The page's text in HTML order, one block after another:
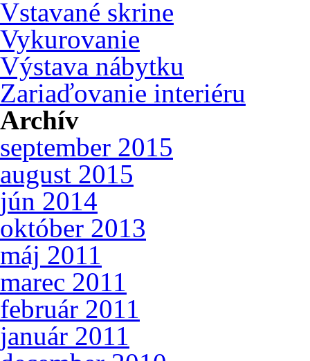
Vstavané skrine
Vykurovanie
Výstava nábytku
Zariaďovanie interiéru
Archív
september 2015
august 2015
jún 2014
október 2013
máj 2011
marec 2011
február 2011
január 2011